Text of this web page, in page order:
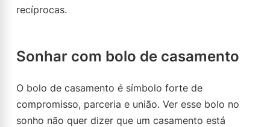
recíprocas.
Sonhar com bolo de casamento
O bolo de casamento é símbolo forte de
compromisso, parceria e união. Ver esse bolo no
sonho não quer dizer que um casamento está